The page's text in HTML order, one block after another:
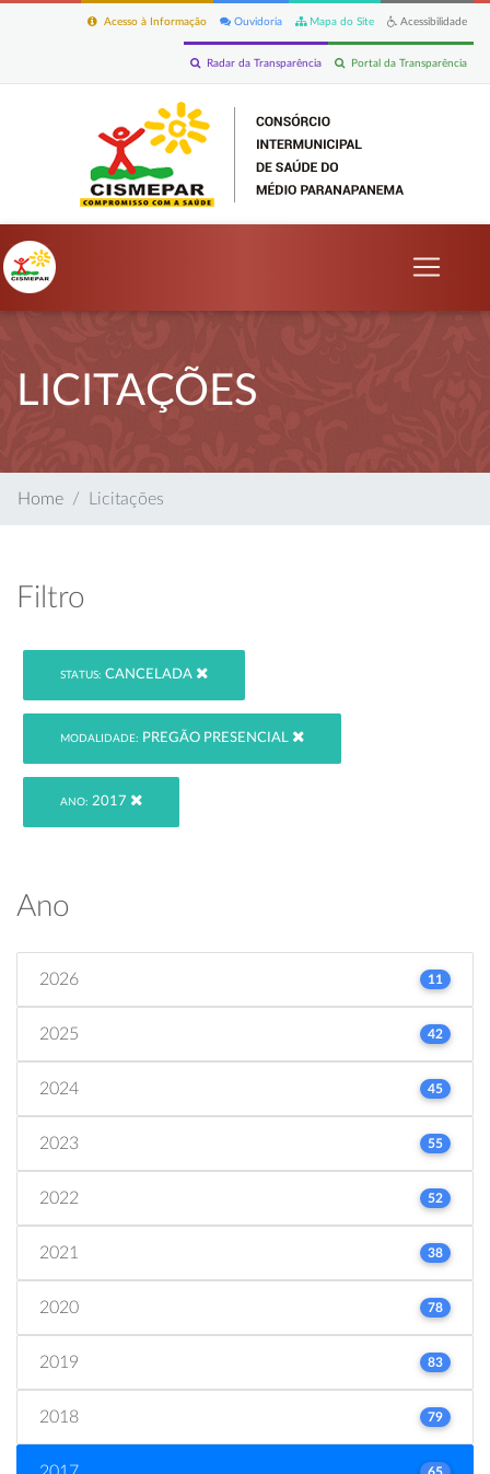
Acessibilidade
Mapa do Site
Ouvidoria
Acesso à Informação
Portal da Transparência
Radar da Transparência
LICITAÇÕES
Home Licitações
Filtro
STATUS: CANCELADA
MODALIDADE: PREGÃO PRESENCIAL
ANO: 2017
Ano
2026 11
2025 42
2024 45
2023 55
2022 52
2021 38
2020 78
2019 83
2018 79